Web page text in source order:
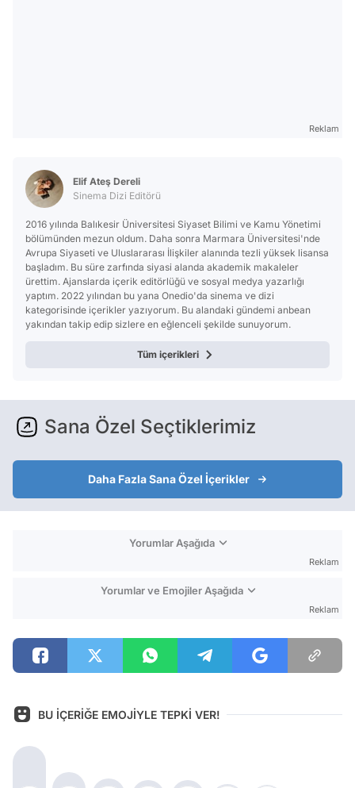
Reklam
Elif Ateş Dereli
Sinema Dizi Editörü
2016 yılında Balıkesir Üniversitesi Siyaset Bilimi ve Kamu Yönetimi
bölümünden mezun oldum. Daha sonra Marmara Üniversitesi'nde
Avrupa Siyaseti ve Uluslararası İlişkiler alanında tezli yüksek lisansa
başladım. Bu süre zarfında siyasi alanda akademik makaleler
ürettim. Ajanslarda içerik editörlüğü ve sosyal medya yazarlığı
yaptım. 2022 yılından bu yana Onedio'da sinema ve dizi
kategorisinde içerikler yazıyorum. Bu alandaki gündemi anbean
yakından takip edip sizlere en eğlenceli şekilde sunuyorum.
Tüm içerikleri
Sana Özel Seçtiklerimiz
Daha Fazla Sana Özel İçerikler
Yorumlar Aşağıda
Reklam
Yorumlar ve Emojiler Aşağıda
Reklam
BU İÇERİĞE EMOJİYLE TEPKİ VER!